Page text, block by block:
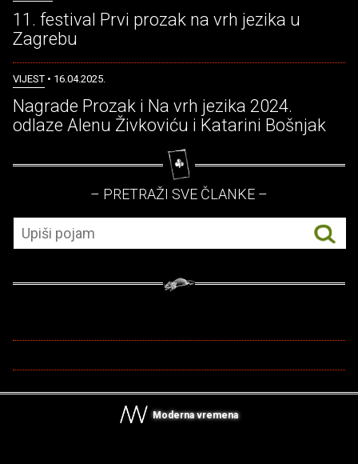
11. festival Prvi prozak na vrh jezika u
Zagrebu
VIJEST • 16.04.2025.
Nagrade Prozak i Na vrh jezika 2024.
odlaze Alenu Živkoviću i Katarini Bošnjak
– PRETRAŽI SVE ČLANKE –
Moderna vremena